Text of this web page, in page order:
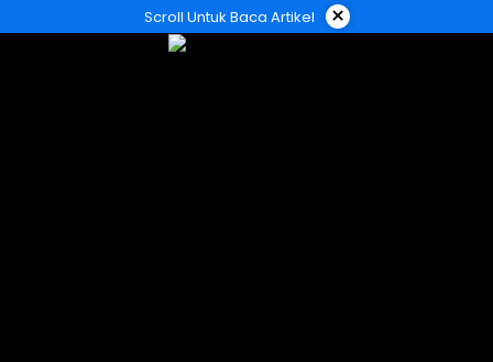
ke
Scroll Untuk Baca Artikel ×